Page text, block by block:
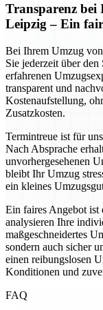
Transparenz
Leipzig – Ein
Bei Ihrem Umzug
Sie jederzeit über
erfahrenen
transparent und
Kostenaufstellung,
Zusatzkosten.
Termintreue ist für
Nach Absprache
unvorhergesehenen
bleibt Ihr Umzug
ein kleines
Ein faires Angebot ist
analysieren Ihre
maßgeschneidertes
sondern auch sicher
einen reibungslosen
Konditionen und
FAQ